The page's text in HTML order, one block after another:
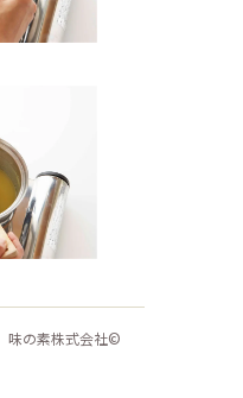
味の素株式会社©